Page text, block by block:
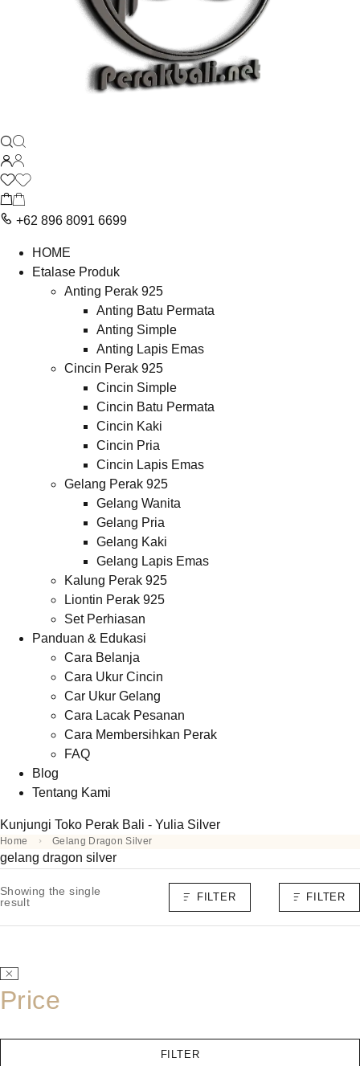
+62 896 8091 6699
HOME
Etalase Produk
Anting Perak 925
Anting Batu Permata
Anting Simple
Anting Lapis Emas
Cincin Perak 925
Cincin Simple
Cincin Batu Permata
Cincin Kaki
Cincin Pria
Cincin Lapis Emas
Gelang Perak 925
Gelang Wanita
Gelang Pria
Gelang Kaki
Gelang Lapis Emas
Kalung Perak 925
Liontin Perak 925
Set Perhiasan
Panduan & Edukasi
Cara Belanja
Cara Ukur Cincin
Car Ukur Gelang
Cara Lacak Pesanan
Cara Membersihkan Perak
FAQ
Blog
Tentang Kami
Kunjungi Toko Perak Bali - Yulia Silver
Home Gelang Dragon Silver
gelang dragon silver
Showing the single
result
FILTER FILTER
Price
FILTER